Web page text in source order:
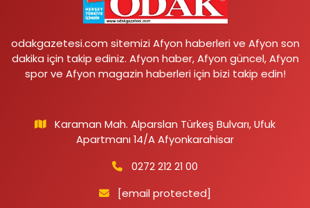
odakgazetesi.com sitemizi Afyon haberleri ve Afyon son
dakika için takip ediniz. Afyon haber, Afyon güncel, Afyon
spor ve Afyon magazin haberleri için bizi takip edin!
Karaman Mah. Alparslan Türkeş Bulvarı, Ufuk
Apartmanı 14/A Afyonkarahisar
0272 212 21 00
[email protected]